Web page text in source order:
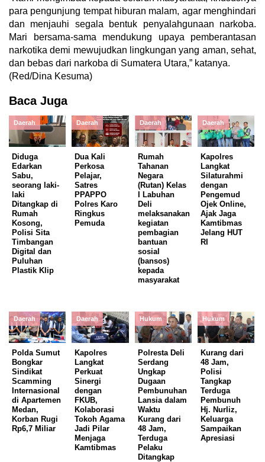
para pengunjung tempat hiburan malam, agar menghindari
dan menjauhi segala bentuk penyalahgunaan narkoba.
Mari bersama-sama mendukung upaya pemberantasan
narkotika demi mewujudkan lingkungan yang aman, sehat,
dan bebas dari narkoba di Sumatera Utara,” katanya.
(Red/Dina Kesuma)
Baca Juga
Daerah
Diduga
Edarkan
Sabu,
seorang laki-
laki
Ditangkap di
Rumah
Kosong,
Polisi Sita
Timbangan
Digital dan
Puluhan
Plastik Klip
Daerah
Dua Kali
Perkosa
Pelajar,
Satres
PPAPPO
Polres Karo
Ringkus
Pemuda
Daerah
Rumah
Tahanan
Negara
(Rutan) Kelas
I Labuhan
Deli
melaksanakan
kegiatan
pembagian
bantuan
sosial
(bansos)
kepada
masyarakat
Daerah
Kapolres
Langkat
Silaturahmi
dengan
Pengemud
Ojek Online,
Ajak Jaga
Kamtibmas
Jelang HUT
RI
Daerah
Polda Sumut
Bongkar
Sindikat
Scamming
Internasional
di Apartemen
Medan,
Korban Rugi
Rp6,7 Miliar
Daerah
Kapolres
Langkat
Perkuat
Sinergi
dengan
FKUB,
Kolaborasi
Tokoh Agama
Jadi Pilar
Menjaga
Kamtibmas
Hukum
Polresta Deli
Serdang
Ungkap
Dugaan
Pembunuhan
Lansia dalam
Waktu
Kurang dari
48 Jam,
Terduga
Pelaku
Ditangkap
Hukum
Kurang dari
48 Jam,
Polisi
Tangkap
Terduga
Pembunuh
Hj. Nurliz,
Keluarga
Sampaikan
Apresiasi